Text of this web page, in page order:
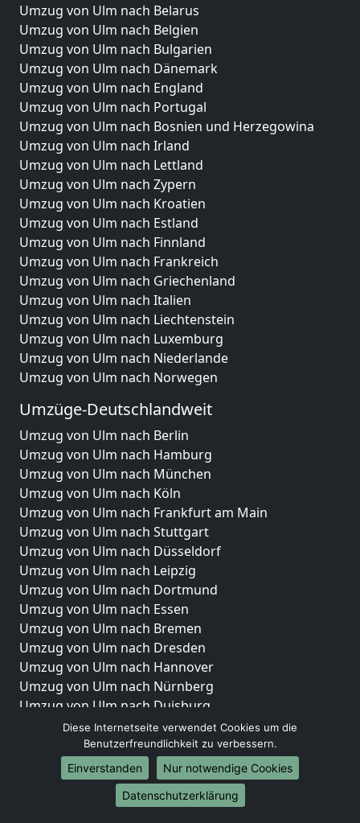
Umzug von Ulm nach Belarus
Umzug von Ulm nach Belgien
Umzug von Ulm nach Bulgarien
Umzug von Ulm nach Dänemark
Umzug von Ulm nach England
Umzug von Ulm nach Portugal
Umzug von Ulm nach Bosnien und Herzegowina
Umzug von Ulm nach Irland
Umzug von Ulm nach Lettland
Umzug von Ulm nach Zypern
Umzug von Ulm nach Kroatien
Umzug von Ulm nach Estland
Umzug von Ulm nach Finnland
Umzug von Ulm nach Frankreich
Umzug von Ulm nach Griechenland
Umzug von Ulm nach Italien
Umzug von Ulm nach Liechtenstein
Umzug von Ulm nach Luxemburg
Umzug von Ulm nach Niederlande
Umzug von Ulm nach Norwegen
Umzüge-Deutschlandweit
Umzug von Ulm nach Berlin
Umzug von Ulm nach Hamburg
Umzug von Ulm nach München
Umzug von Ulm nach Köln
Umzug von Ulm nach Frankfurt am Main
Umzug von Ulm nach Stuttgart
Umzug von Ulm nach Düsseldorf
Umzug von Ulm nach Leipzig
Umzug von Ulm nach Dortmund
Umzug von Ulm nach Essen
Umzug von Ulm nach Bremen
Umzug von Ulm nach Dresden
Umzug von Ulm nach Hannover
Umzug von Ulm nach Nürnberg
Umzug von Ulm nach Duisburg
Umzug von Ulm nach Bochum
Umzug von Ulm nach Wuppertal
Umzug von Ulm nach Bielefeld
Umzug von Ulm nach Bonn
Umzug von Ulm nach Münster
Diese Internetseite verwendet Cookies um die
Benutzerfreundlichkeit zu verbessern.
Einverstanden
Nur notwendige Cookies
Datenschutzerklärung